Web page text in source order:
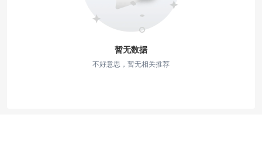
暂无数据
不好意思，暂无相关推荐